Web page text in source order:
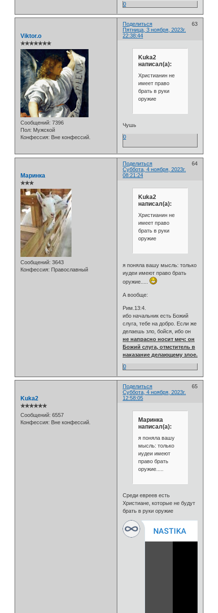
0
Поделиться
63
Пятница, 3 ноября, 2023г.
22:38:44
Viktor.o
✯✯✯✯✯✯✯
Сообщений: 7396
Пол: Мужской
Конфессия: Вне конфессий.
Kuka2
написал(а):
Христианин не
имеет право
брать в руки
оружие
Чушь
0
Поделиться
64
Суббота, 4 ноября, 2023г.
08:21:24
Маринка
✯✯✯
Сообщений: 3643
Конфессия: Православный
Kuka2
написал(а):
Христианин не
имеет право
брать в руки
оружие
я поняла вашу мысль: только
иудеи имеют право брать
оружие.....
А вообще:
Рим.13:4.
ибо начальник есть Божий
слуга, тебе на добро. Если же
делаешь зло, бойся, ибо он
не напрасно носит меч: он
Божий слуга, отмститель в
наказание делающему злое.
0
Поделиться
65
Суббота, 4 ноября, 2023г.
12:58:05
Kuka2
✯✯✯✯✯✯
Сообщений: 6557
Конфессия: Вне конфессий.
Маринка
написал(а):
я поняла вашу
мысль: только
иудеи имеют
право брать
оружие.....
Среди евреев есть
Христиане, которые не будут
брать в руки оружие